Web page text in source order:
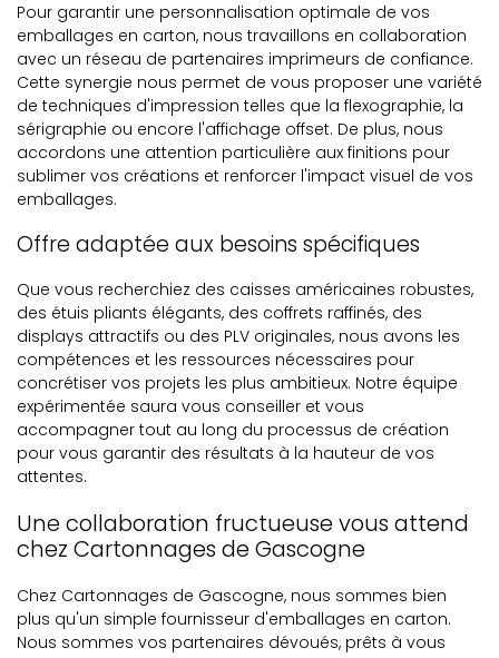
Pour garantir une personnalisation optimale de vos
emballages en carton, nous travaillons en collaboration
avec un réseau de partenaires imprimeurs de confiance.
Cette synergie nous permet de vous proposer une variété
de techniques d'impression telles que la flexographie, la
sérigraphie ou encore l'affichage offset. De plus, nous
accordons une attention particulière aux finitions pour
sublimer vos créations et renforcer l'impact visuel de vos
emballages.
Offre adaptée aux besoins spécifiques
Que vous recherchiez des caisses américaines robustes,
des étuis pliants élégants, des coffrets raffinés, des
displays attractifs ou des PLV originales, nous avons les
compétences et les ressources nécessaires pour
concrétiser vos projets les plus ambitieux. Notre équipe
expérimentée saura vous conseiller et vous
accompagner tout au long du processus de création
pour vous garantir des résultats à la hauteur de vos
attentes.
Une collaboration fructueuse vous attend
chez Cartonnages de Gascogne
Chez Cartonnages de Gascogne, nous sommes bien
plus qu'un simple fournisseur d'emballages en carton.
Nous sommes vos partenaires dévoués, prêts à vous